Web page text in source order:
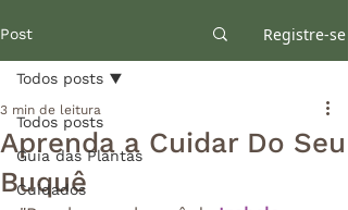
Post Registre-se
Todos posts
Guia das Plantas
Cuidados
Todos posts
Aprenda a Cuidar Do Seu
Buquê
3 min de leitura